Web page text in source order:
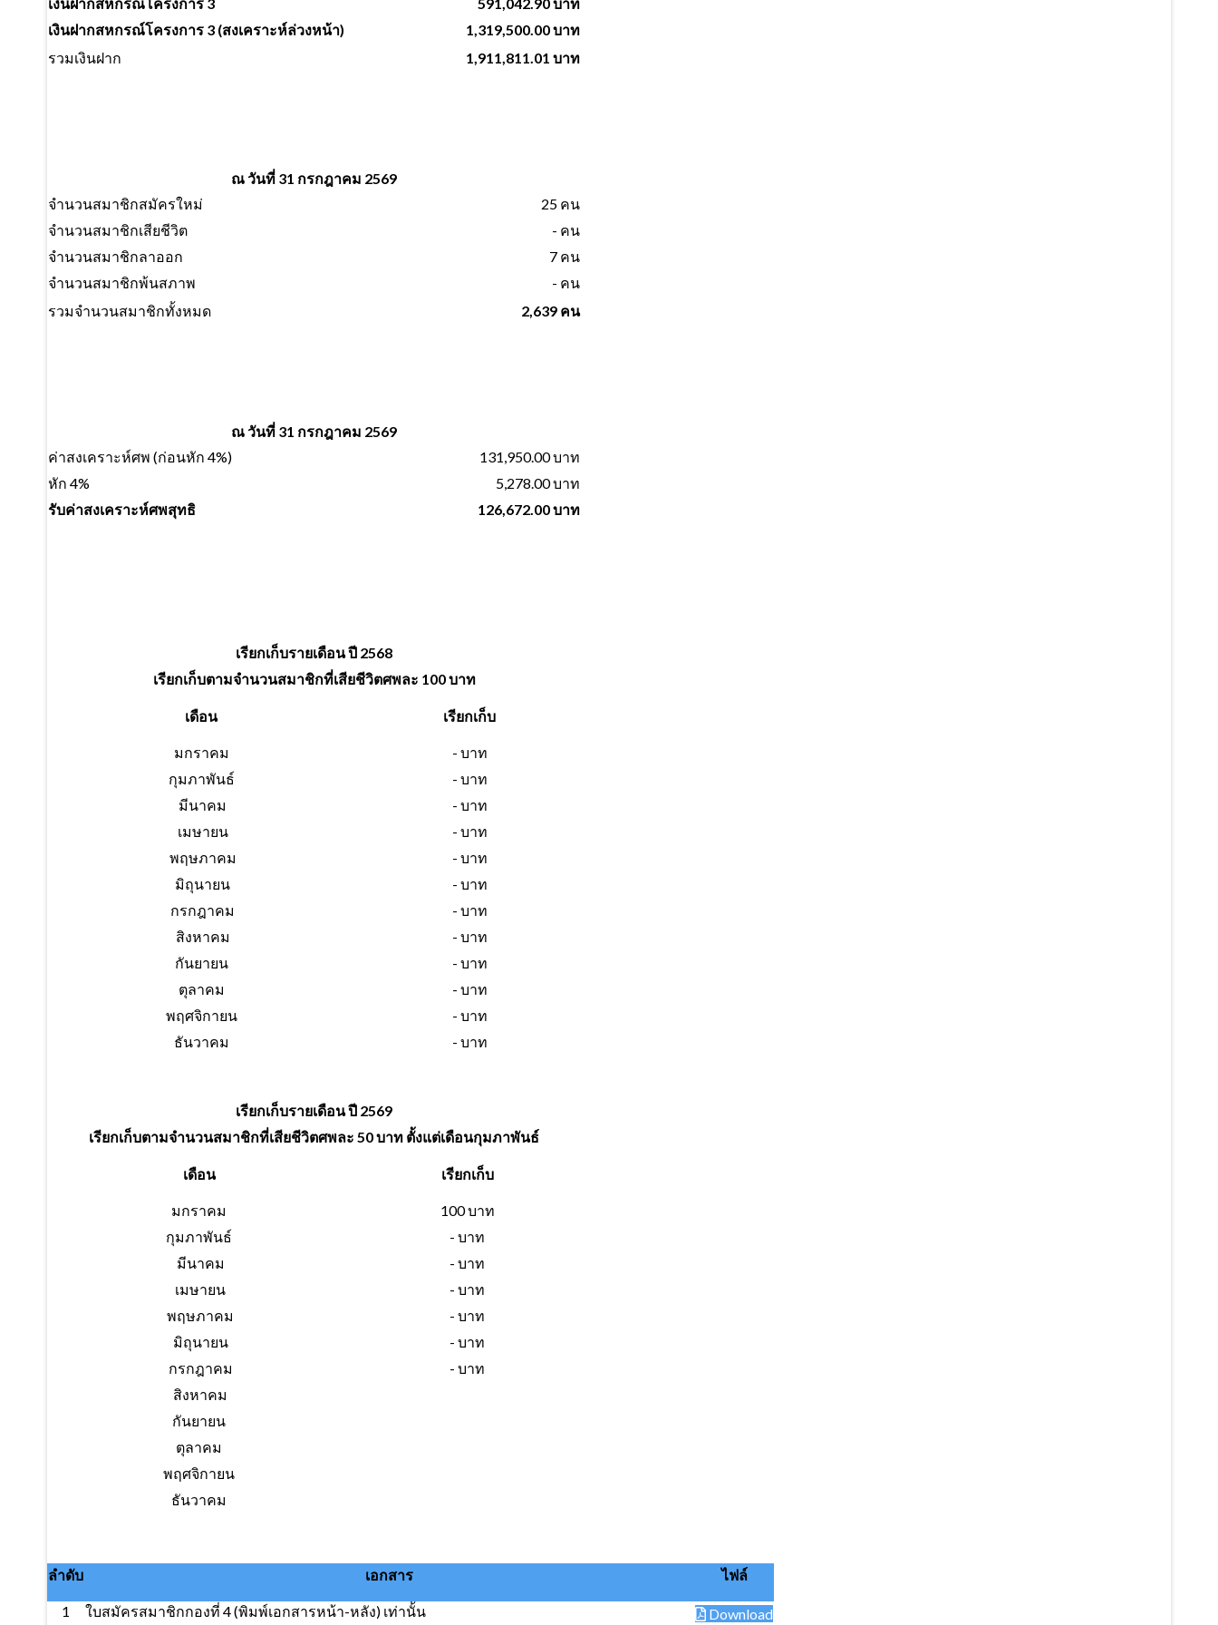
เงินฝากสหกรณ์โครงการ 3
591,042.90 บาท
เงินฝากสหกรณ์โครงการ 3 (สงเคราะห์ล่วงหน้า)
1,319,500.00 บาท
รวมเงินฝาก
1,911,811.01 บาท
ณ วันที่ 31 กรกฎาคม 2569
จำนวนสมาชิกสมัครใหม่
25 คน
จำนวนสมาชิกเสียชีวิต
- คน
จำนวนสมาชิกลาออก
7 คน
จำนวนสมาชิกพ้นสภาพ
- คน
รวมจำนวนสมาชิกทั้งหมด
2,639 คน
ณ วันที่ 31 กรกฎาคม 2569
ค่าสงเคราะห์ศพ (ก่อนหัก 4%)
131,950.00 บาท
หัก 4%
5,278.00 บาท
รับค่าสงเคราะห์ศพสุทธิ
126,672.00 บาท
เรียกเก็บรายเดือน ปี 2568
เรียกเก็บตามจำนวนสมาชิกที่เสียชีวิตศพละ 100 บาท
เดือน เรียกเก็บ
มกราคม
- บาท
กุมภาพันธ์
- บาท
มีนาคม
- บาท
เมษายน
- บาท
พฤษภาคม
- บาท
มิถุนายน
- บาท
กรกฎาคม
- บาท
สิงหาคม
- บาท
กันยายน
- บาท
ตุลาคม
- บาท
พฤศจิกายน
- บาท
ธันวาคม
- บาท
เรียกเก็บรายเดือน ปี 2569
เรียกเก็บตามจำนวนสมาชิกที่เสียชีวิตศพละ 50 บาท ตั้งแต่เดือนกุมภาพันธ์
เดือน เรียกเก็บ
มกราคม
100 บาท
กุมภาพันธ์
- บาท
มีนาคม
- บาท
เมษายน
- บาท
พฤษภาคม
- บาท
มิถุนายน
- บาท
กรกฎาคม
- บาท
สิงหาคม
กันยายน
ตุลาคม
พฤศจิกายน
ธันวาคม
ลำดับ เอกสาร ไฟล์
1 ใบสมัครสมาชิกกองที่ 4 (พิมพ์เอกสารหน้า-หลัง) เท่านั้น Download